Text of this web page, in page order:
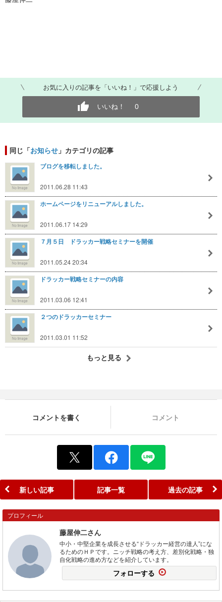
お気に入りの記事を「いいね！」で応援しよう
いいね！ 0
同じ「お知らせ 」カテゴリの記事
ブログを移転しました。
2011.06.28 11:43
ホームページをリニューアルしました。
2011.06.17 14:29
７月５日 ドラッカー戦略セミナーを開催
2011.05.24 20:34
ドラッカー戦略セミナーの内容
2011.03.06 12:41
２つのドラッカーセミナー
2011.03.01 11:52
もっと見る
コメントを書く コメント
新しい記事 記事一覧 過去の記事
プロフィール
藤屋伸二さん
中小・中堅企業を成長させる“ドラッカー経営の達人”にな
るためのＨＰです。ニッチ戦略の考え方、差別化戦略・独
自化戦略の進め方などを紹介しています。
フォローする